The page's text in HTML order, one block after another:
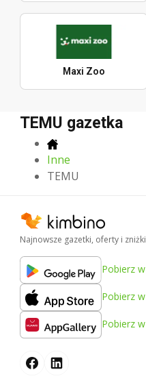
Maxi Zoo
TEMU gazetka
Inne
TEMU
Najnowsze gazetki, oferty i zniżki
Pobierz w
Pobierz w
Pobierz w